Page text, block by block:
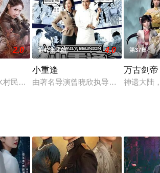
2.0
村民兵队队长窦三喜召集邻村的民兵骨干开
第42集完结 4.0
小重逢
由著名导演曾晓欣执导，许亚军王琳
第37集
万古剑帝
神遗大陆